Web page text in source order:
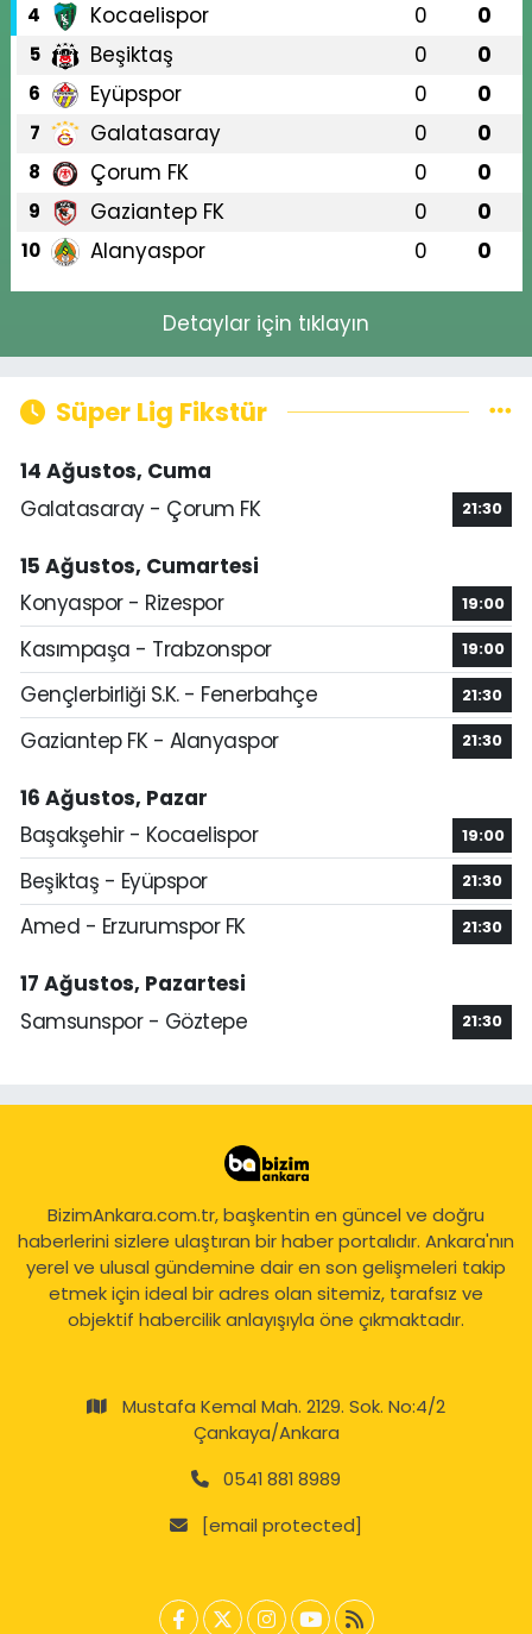
4 Kocaelispor 0 0
5 Beşiktaş 0 0
6 Eyüpspor 0 0
7 Galatasaray 0 0
8 Çorum FK 0 0
9 Gaziantep FK 0 0
10 Alanyaspor 0 0
Detaylar için tıklayın
Süper Lig Fikstür
14 Ağustos, Cuma
Galatasaray - Çorum FK
21:30
15 Ağustos, Cumartesi
Konyaspor - Rizespor
19:00
Kasımpaşa - Trabzonspor 19:00
Gençlerbirliği S.K. - Fenerbahçe 21:30
Gaziantep FK - Alanyaspor 21:30
16 Ağustos, Pazar
Başakşehir - Kocaelispor
19:00
Beşiktaş - Eyüpspor 21:30
Amed - Erzurumspor FK 21:30
17 Ağustos, Pazartesi
Samsunspor - Göztepe
21:30
BizimAnkara.com.tr, başkentin en güncel ve doğru
haberlerini sizlere ulaştıran bir haber portalıdır. Ankara'nın
yerel ve ulusal gündemine dair en son gelişmeleri takip
etmek için ideal bir adres olan sitemiz, tarafsız ve
objektif habercilik anlayışıyla öne çıkmaktadır.
Mustafa Kemal Mah. 2129. Sok. No:4/2
Çankaya/Ankara
0541 881 8989
[email protected]